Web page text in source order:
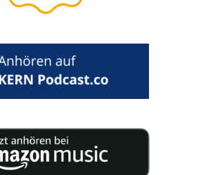
START RATING